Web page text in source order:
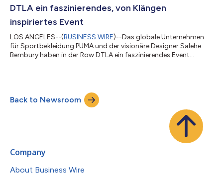
DTLA ein faszinierendes, von Klängen
inspiriertes Event
LOS ANGELES--(BUSINESS WIRE)--Das globale Unternehmen
für Sportbekleidung PUMA und der visionäre Designer Salehe
Bembury haben in der Row DTLA ein faszinierendes Event
interaktiven Regionen unterteilt, wo die Gäste einen Einblick in
die kreative Welt erhielten, die sich hinter der Partnerschaft
verbirgt. Vor der Kulisse von Los Angel...
Back to Newsroom
Company
About Business Wire